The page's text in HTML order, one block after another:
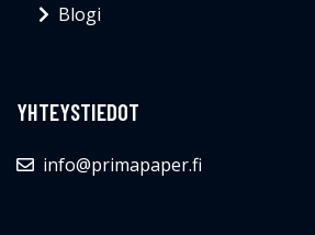
Blogi
YHTEYSTIEDOT
info@primapaper.fi